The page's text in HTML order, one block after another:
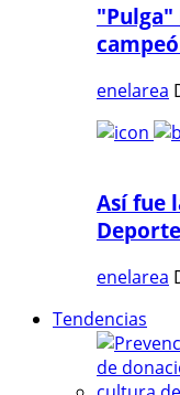
"Pulga"
enelarea
Así fue
enelarea
Tendencias